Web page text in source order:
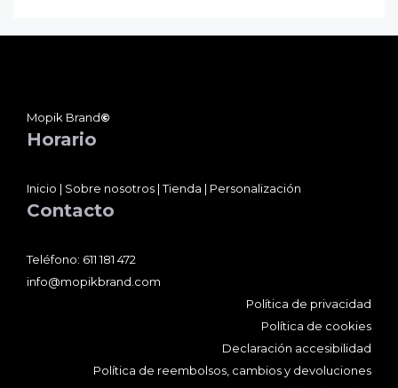
Mopik Brand©
Horario
Inicio | Sobre nosotros |Tienda | Personalización
Contacto
Teléfono: 611 181 472
info@mopikbrand.com
Política de privacidad
Política de cookies
Declaración accesibilidad
Política de reembolsos, cambios y devoluciones